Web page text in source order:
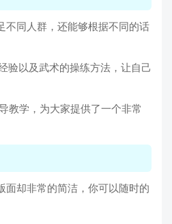
不同人群，还能够根据不同的话
验以及武术的操练方法，让自己
教学，为大家提供了一个非常
面却非常的简洁，你可以随时的